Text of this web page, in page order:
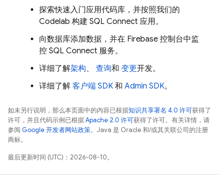
探索快速入门应用代码库，并按照我们的
Codelab 构建 SQL Connect 应用。
向数据库添加数据，并在 Firebase 控制台中监
控 SQL Connect 服务。
详细了解架构、 查询和 变更开发。
详细了解 客户端 SDK 和 Admin SDK。
如未另行说明，那么本页面中的内容已根据知识共享署名 4.0 许可获得了
许可，并且代码示例已根据Apache 2.0 许可获得了许可。有关详情，请
参阅 Google 开发者网站政策。Java 是 Oracle 和/或其关联公司的注册
商标。
最后更新时间 (UTC)：2026-08-10。